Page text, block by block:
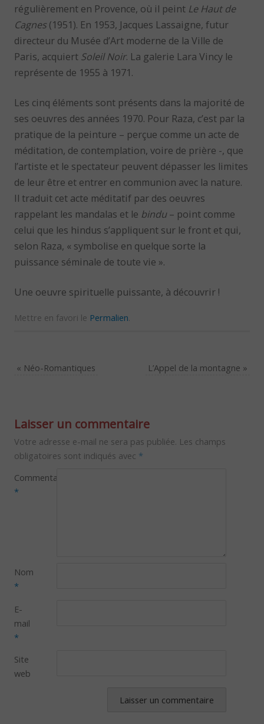
régulièrement en Provence, où il peint Le Haut de
Cagnes (1951). En 1953, Jacques Lassaigne, futur
directeur du Musée d’Art moderne de la Ville de
Paris, acquiert Soleil Noir. La galerie Lara Vincy le
représente de 1955 à 1971.
Les cinq éléments sont présents dans la majorité de
ses oeuvres des années 1970. Pour Raza, c’est par la
pratique de la peinture – perçue comme un acte de
méditation, de contemplation, voire de prière -, que
l’artiste et le spectateur peuvent dépasser les limites
de leur être et entrer en communion avec la nature.
Il traduit cet acte méditatif par des oeuvres
rappelant les mandalas et le bindu – point comme
celui que les hindus s’appliquent sur le front et qui,
selon Raza, « symbolise en quelque sorte la
puissance séminale de toute vie ».
Une oeuvre spirituelle puissante, à découvrir !
Mettre en favori le Permalien
« Néo-Romantiques L’Appel de la montagne »
Laisser un commentaire
Votre adresse e-mail ne sera pas publiée. Les champs
obligatoires sont indiqués avec *
Commentaire
*
Nom
*
E-
mail
*
Site
web